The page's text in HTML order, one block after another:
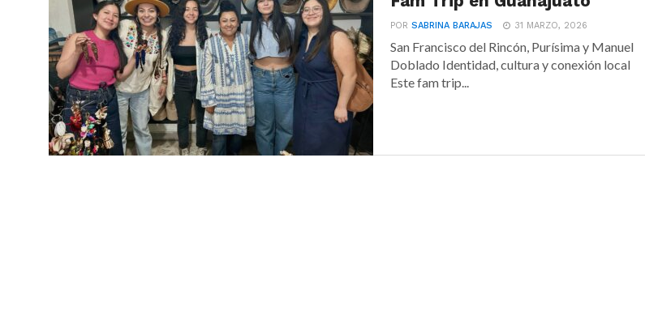
PORSABRINA BARAJAS 31 MARZO, 2026
San Francisco del Rincón, Purísima y Manuel
Doblado Identidad, cultura y conexión local
Este fam trip...